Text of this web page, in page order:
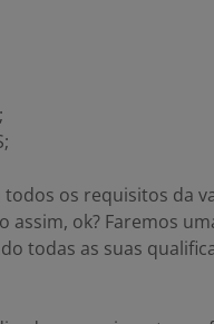
todos os requisitos da
ok? Faremos
todas as suas